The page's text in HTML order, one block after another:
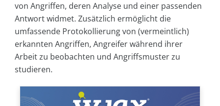
von Angriffen, deren Analyse und einer passenden
Antwort widmet. Zusätzlich ermöglicht die
umfassende Protokollierung von (vermeintlich)
erkannten Angriffen, Angreifer während ihrer
Arbeit zu beobachten und Angriffsmuster zu
studieren.